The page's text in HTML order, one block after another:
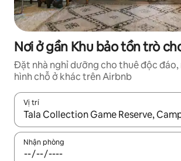
Nơi ở gần Khu bảo tồn trò
Đặt nhà nghỉ dưỡng cho thuê độc đáo,
hình chỗ ở khác trên Airbnb
Vị trí
Khi có kết quả, hãy điều hướng bằng
Nhận phòng